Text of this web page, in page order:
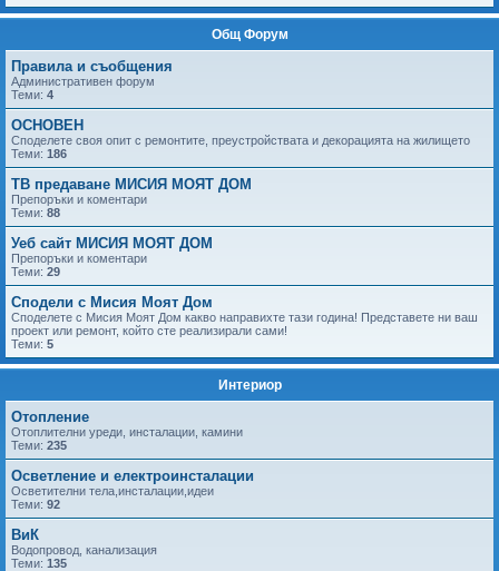
Общ Форум
Правила и съобщения
Административен форум
Теми: 4
ОСНОВЕН
Споделете своя опит с ремонтите, преустройствата и декорацията на жилището
Теми: 186
ТВ предаване МИСИЯ МОЯТ ДОМ
Препоръки и коментари
Теми: 88
Уеб сайт МИСИЯ МОЯТ ДОМ
Препоръки и коментари
Теми: 29
Сподели с Мисия Моят Дом
Споделете с Мисия Моят Дом какво направихте тази година! Представете ни ваш
проект или ремонт, който сте реализирали сами!
Теми: 5
Интериор
Отопление
Отоплителни уреди, инсталации, камини
Теми: 235
Осветление и електроинсталации
Осветителни тела,инсталации,идеи
Теми: 92
ВиК
Водопровод, канализация
Теми: 135